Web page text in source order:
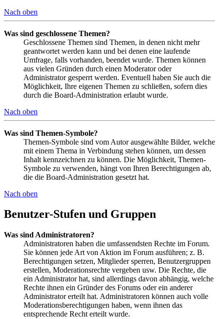
Nach oben
Was sind geschlossene Themen?
Geschlossene Themen sind Themen, in denen nicht mehr
geantwortet werden kann und bei denen eine laufende
Umfrage, falls vorhanden, beendet wurde. Themen können
aus vielen Gründen durch einen Moderator oder
Administrator gesperrt werden. Eventuell haben Sie auch die
Möglichkeit, Ihre eigenen Themen zu schließen, sofern dies
durch die Board-Administration erlaubt wurde.
Nach oben
Was sind Themen-Symbole?
Themen-Symbole sind vom Autor ausgewählte Bilder, welche
mit einem Thema in Verbindung stehen können, um dessen
Inhalt kennzeichnen zu können. Die Möglichkeit, Themen-
Symbole zu verwenden, hängt von Ihren Berechtigungen ab,
die die Board-Administration gesetzt hat.
Nach oben
Benutzer-Stufen und Gruppen
Was sind Administratoren?
Administratoren haben die umfassendsten Rechte im Forum.
Sie können jede Art von Aktion im Forum ausführen; z. B.
Berechtigungen setzen, Mitglieder sperren, Benutzergruppen
erstellen, Moderationsrechte vergeben usw. Die Rechte, die
ein Administrator hat, sind allerdings davon abhängig, welche
Rechte ihnen ein Gründer des Forums oder ein anderer
Administrator erteilt hat. Administratoren können auch volle
Moderationsberechtigungen haben, wenn ihnen das
entsprechende Recht erteilt wurde.